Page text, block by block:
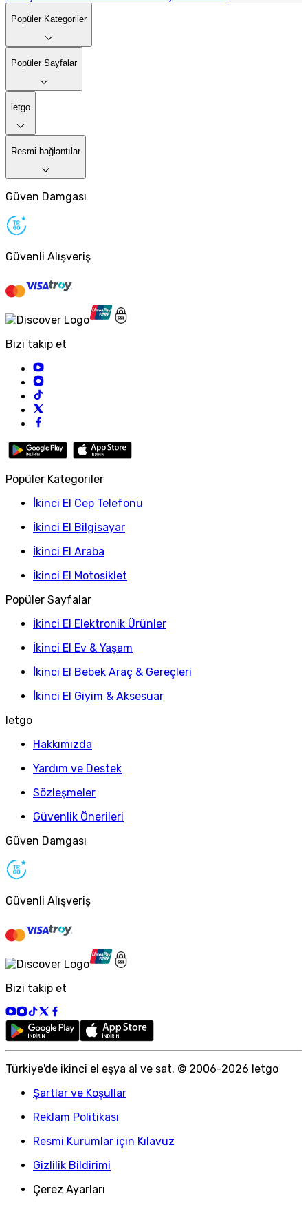
Popüler Kategoriler
Popüler Sayfalar
letgo
Resmi bağlantılar
Güven Damgası
Güvenli Alışveriş
Bizi takip et
Popüler Kategoriler
İkinci El Cep Telefonu
İkinci El Bilgisayar
İkinci El Araba
İkinci El Motosiklet
Popüler Sayfalar
İkinci El Elektronik Ürünler
İkinci El Ev & Yaşam
İkinci El Bebek Araç & Gereçleri
İkinci El Giyim & Aksesuar
letgo
Hakkımızda
Yardım ve Destek
Sözleşmeler
Güvenlik Önerileri
Güven Damgası
Güvenli Alışveriş
Bizi takip et
Türkiye'de ikinci el eşya al ve sat. © 2006-2026 letgo
Şartlar ve Koşullar
Reklam Politikası
Resmi Kurumlar için Kılavuz
Gizlilik Bildirimi
Çerez Ayarları